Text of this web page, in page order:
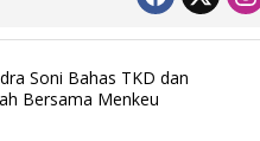
Soni Bahas TKD dan
Bersama Menkeu